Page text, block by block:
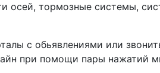
осей, тормозные системы,
с обьявлениями или
при помощи пары нажатий